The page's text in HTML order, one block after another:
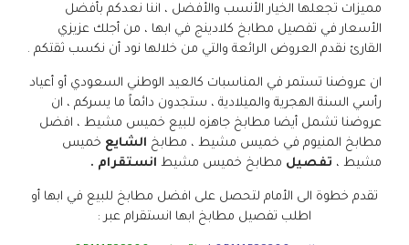
مميزات تجعلها الخيار الأنسب والأفضل ، اننا نعدكم بأفضل
الأسعار في تفصيل مطابخ كلادينج في ابها ، من أجلك عزيزي
القارئ نقدم العروض الرائعة والتي من خلالها نود أن نكسب ثقتكم .
ان عروضنا تستمر في المناسبات كالعيد الوطني السعودي أو أعياد
رأسي السنة الهجرية والميلادية ، ستجدون دائماً ما يسركم ، ان
عروضنا تشمل أيضا مطابخ جاهزه للبيع خميس مشيط ، افضل
مطابخ المنيوم في خميس مشيط ، مطابخ الشايع خميس
مشيط ، تفصيل مطابخ خميس مشيط انستقرام .
تقدم خطوة الى الأمام لتحصل على افضل مطابخ للبيع في ابها أو
اطلب تفصيل مطابخ ابها انستقرام عبر :